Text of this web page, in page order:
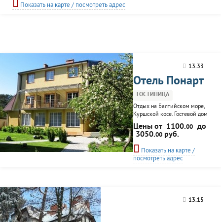
другое мероприятие. Для этого есть несколько...
Показать на карте / посмотреть адрес
13.33
Отель Понарт
ГОСТИНИЦА
Отдых на Балтийском море,
Куршской косе. Гостевой дом
"Понарт" находится на
территории национального
парка "Куршская коса" в
посёлке Лесной, неподалеку
от соснового бора. Растояние
до моря 200 метров. Отель
постояльцев с детьми. К
Цены от 1100.00 до
3050.00 руб.
Показать на карте /
посмотреть адрес
13.15